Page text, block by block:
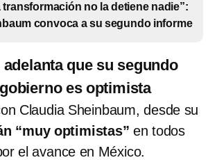
transformación no la detiene nadie”:
convoca a su segundo informe
que su segundo
es optimista
Claudia Sheinbaum, desde su
“muy optimistas”en todos
el avance en México.